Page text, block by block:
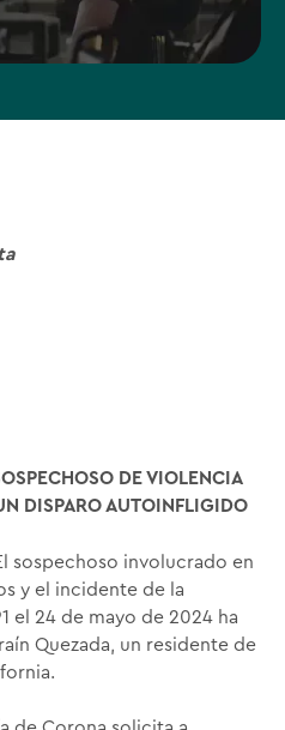
DE VIOLENCIA
DISPARO AUTOINFLIGIDO
sospechoso involucrado en
y el incidente de la
el 24 de mayo de 2024 ha
Quezada, un residente de